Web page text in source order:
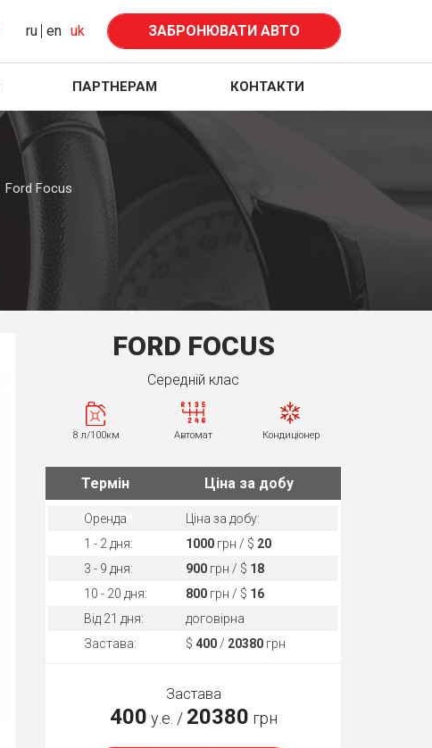
ru en uk ЗАБРОНЮВАТИ АВТО
ПАРТНЕРАМ КОНТАКТИ
Ford Focus
FORD FOCUS
Середнiй клас
8 л/100км Автомат Кондиціонер
Термін
оренди
Ціна за добу
Оренда
Ціна за добу:
1 - 2 дня:
1000 грн / $ 20
3 - 9 дня:
900 грн / $ 18
10 - 20 дня:
800 грн / $ 16
Від 21 дня:
договірна
Застава:
$400 / 20380 грн
Застава
400 у.е. / 20380 грн